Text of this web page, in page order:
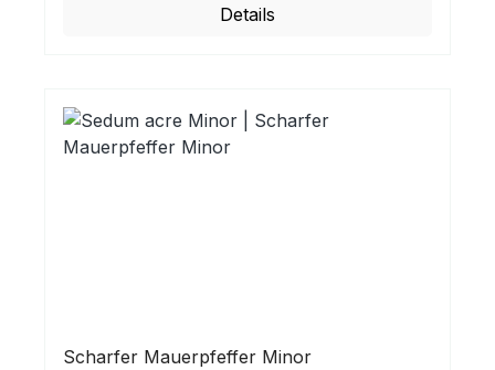
Details
Scharfer Mauerpfeffer Minor